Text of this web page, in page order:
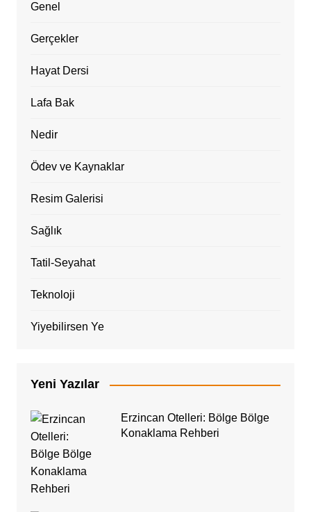
Genel
Gerçekler
Hayat Dersi
Lafa Bak
Nedir
Ödev ve Kaynaklar
Resim Galerisi
Sağlık
Tatil-Seyahat
Teknoloji
Yiyebilirsen Ye
Yeni Yazılar
Erzincan Otelleri: Bölge Bölge
Konaklama Rehberi